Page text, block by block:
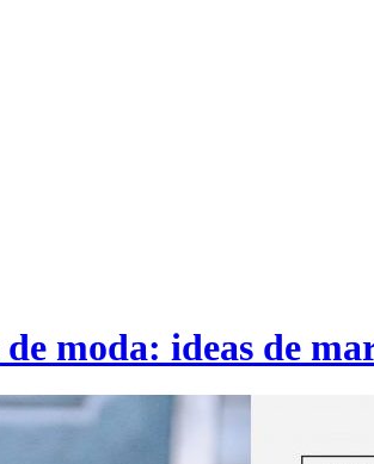
moda: ideas de